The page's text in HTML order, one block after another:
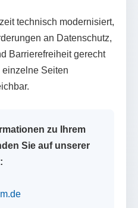
technisch modernisiert,
an Datenschutz,
Barrierefreiheit gerecht
Seiten
zu Ihrem
Sie auf unserer